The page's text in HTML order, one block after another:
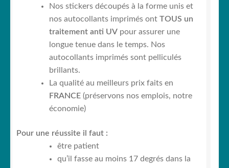
Nos stickers découpés à la forme unis et
nos autocollants imprimés ont TOUS un
traitement anti UV pour assurer une
longue tenue dans le temps. Nos
autocollants imprimés sont pelliculés
brillants.
La qualité au meilleurs prix faits en
FRANCE (préservons nos emplois, notre
économie)
Pour une réussite il faut :
être patient
qu’il fasse au moins 17 degrés dans la